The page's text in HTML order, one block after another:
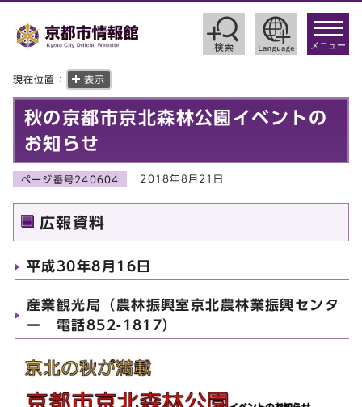
toggle
メニュー
現在位置： 表示
秋の京都市京北森林公園イベントの
お知らせ
ページ番号240604 2018年8月21日
広報資料
平成30年8月16日
産業観光局（農林振興室京北農林業振興センタ
ー 電話852-1817）